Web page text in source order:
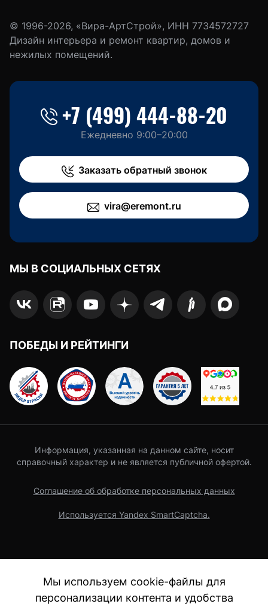
© 1996-2026, «Вира-АртСтрой», ИНН 7734572727
Дизайн интерьера и ремонт квартир, домов и
нежилых помещений.
+7 (499) 444-88-20
Ежедневно 9:00–20:00
Заказать обратный звонок
vira@eremont.ru
МЫ В СОЦИАЛЬНЫХ СЕТЯХ
ПОБЕДЫ И РЕЙТИНГИ
Информация, указанная на данном сайте, носит
справочный характер и не является публичной офертой.
Соглашение об обработке персональных данных
Используется Yandex SmartCaptcha.
Мы используем cookie-файлы для
персонализации контента и удобства